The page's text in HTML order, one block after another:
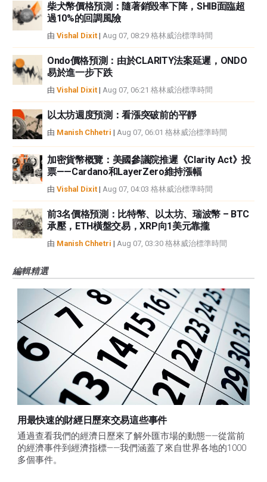
柴犬幣價格預測：隨著銷毀率下降，SHIB面臨超
過10%的回調風險
由 Vishal Dixit | Aug 07, 08:29 格林威治標準時間
Ondo價格預測：由於CLARITY法案延遲，ONDO
易於進一步下跌
由 Vishal Dixit | Aug 07, 06:21 格林威治標準時間
以太坊週度預測：看漲突破前的平靜
由 Manish Chhetri | Aug 07, 06:01 格林威治標準時間
加密貨幣概覽：美國參議院推遲《Clarity Act》投
票——Cardano和LayerZero維持漲幅
由 Vishal Dixit | Aug 07, 04:03 格林威治標準時間
前3名價格預測：比特幣、以太坊、瑞波幣 – BTC
承壓，ETH橫盤交易，XRP向1美元靠攏
由 Manish Chhetri | Aug 07, 03:30 格林威治標準時間
編輯精選
用最快速的財經日歷來交易這些事件
通過查看我們的經濟日歷來了解外匯市場的動態——從當前
的經濟事件到經濟指標——我們涵蓋了來自世界各地的1000
多個事件。